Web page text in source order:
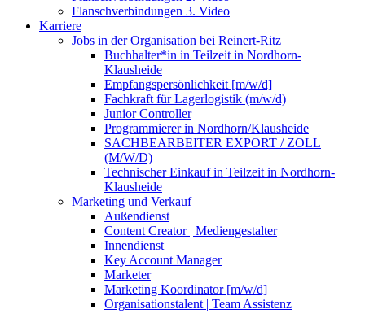
Flansch­ver­bin­dungen 3. Video
Karriere
Jobs in der Organi­sation bei Reinert-Ritz
Buchhalter*in in Teilzeit in Nordhorn-
Klausheide
Empfangs­per­sön­lichkeit [m/w/d]
Fachkraft für Lager­lo­gistik (m/w/d)
Junior Controller
Program­mierer in Nordhorn/Klausheide
SACHBEARBEITER EXPORT / ZOLL
(M/W/D)
Techni­scher Einkauf in Teilzeit in Nordhorn-
Klausheide
Marketing und Verkauf
Außen­dienst
Content Creator | Mediengestalter
Innen­dienst
Key Account Manager
Marketer
Marketing Koordi­nator [m/w/d]
Organi­sa­ti­ons­talent | Team Assistenz